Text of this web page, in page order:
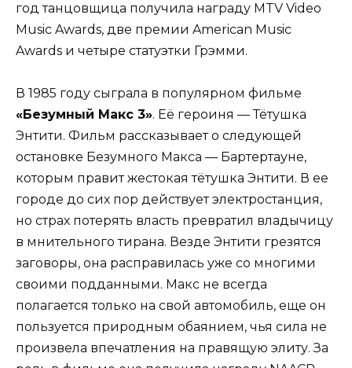
год танцовщица получила награду MTV Video
Music Awards, две премии American Music
Awards и четыре статуэтки Грэмми.
В 1985 году сыграла в популярном фильме
«Безумный Макс 3». Её героиня — Тётушка
Энтити. Фильм рассказывает о следующей
остановке Безумного Макса — Бартертауне,
которым правит жестокая тётушка Энтити. В ее
городе до сих пор действует электростанция,
но страх потерять власть превратил владычицу
в мнительного тирана. Везде Энтити грезятся
заговоры, она расправилась уже со многими
своими подданными. Макс не всегда
полагается только на свой автомобиль, еще он
пользуется природным обаянием, чья сила не
произвела впечатления на правящую элиту. За